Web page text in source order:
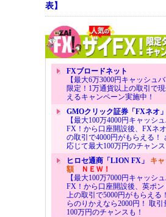
表】
FXブロードネット
【最大6万3000円キャッシュ
限定！1万通貨以上の取引で
えるキャンペーン実施中！
GMOクリック証券「FXネオ」
【最大100万4000円キャッシ
FX！から口座開設後、FXネ
の取引で4000円がもらえる！
応じて最大100万円のチャンス
ヒロセ通商「LION FX」 キ
額ＮＥＷ！
【最大100万7000円キャッシ
FX！から口座開設後、英ポン
上の取引で5000円がもらえる
らのりかえなら2000円！ 取
100万円のチャンスも！